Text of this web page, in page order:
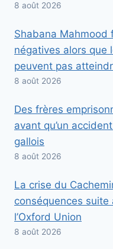
8 août 2026
Shabana Mahmood
négatives alors que
peuvent pas
8 août 2026
Des frères
avant qu’un
gallois
8 août 2026
La crise du
conséquences suite
l’Oxford Union
8 août 2026